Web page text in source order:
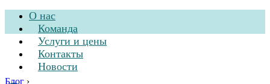
О нас
Команда
Услуги и цены
Контакты
Новости
Блог ›